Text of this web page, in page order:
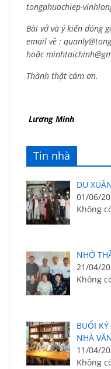
tongphuochiep-
Bài vở và ý kiến đóng
email về :
hoặc
Thành thật cám ơn.
Lương Minh
Tin nhà
DU
01/06/
Không
NHỚ
21/04/
Không
BUỔI
NHÀ
11/04/
Không